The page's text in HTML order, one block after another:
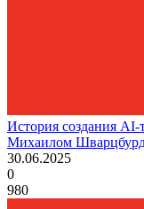
История создания AI-
Михаилом
30.06.2025
0
980